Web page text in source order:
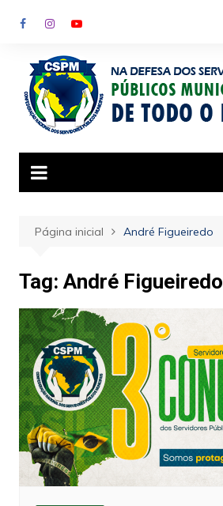
para
conteúdo
Página inicial André Figueiredo
Tag:André Figueiredo